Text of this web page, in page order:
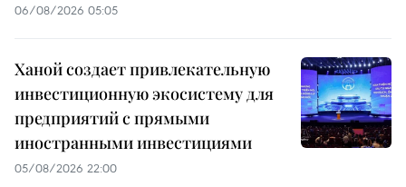
06/08/2026 05:05
Ханой создает привлекательную
инвестиционную экосистему для
предприятий с прямыми
иностранными инвестициями
05/08/2026 22:00